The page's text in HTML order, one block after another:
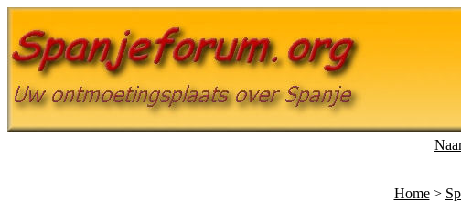
Home>